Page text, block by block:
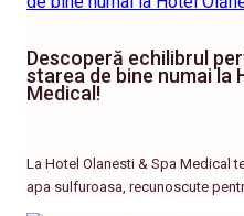
Descoperă echilibrul
starea de bine numai la
Medical!
La Hotel Olanesti & Spa Medical
apa sulfuroasa, recunoscute